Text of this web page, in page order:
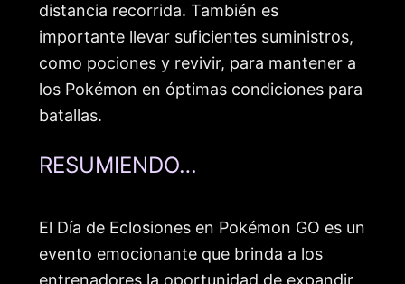
distancia recorrida. También es
importante llevar suficientes suministros,
como pociones y revivir, para mantener a
los Pokémon en óptimas condiciones para
batallas.
RESUMIENDO…
El Día de Eclosiones en Pokémon GO es un
evento emocionante que brinda a los
entrenadores la oportunidad de expandir